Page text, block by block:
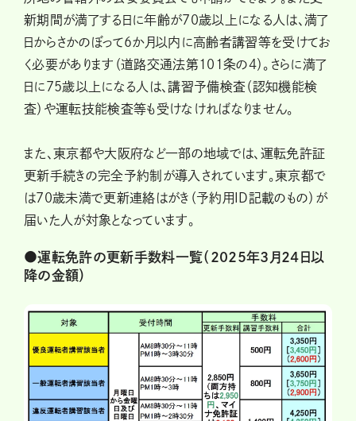
新期間が満了する日に年齢が70歳以上になる人は、満了
日からさかのぼって6か月以内に高齢者講習等を受けてお
く必要があります（道路交通法第101条の4）。さらに満了
日に75歳以上になる人は、講習予備検査（認知機能検
査）や運転技能検査等も受けなければなりません。
また、東京都や大阪府など一部の地域では、運転免許証
更新手続きの完全予約制が導入されています。東京都で
は70歳未満で更新連絡はがき（予約用ID記載のもの）が
届いた人が対象となっています。
●運転免許の更新手数料一覧（2025年３月24日以
降の金額）